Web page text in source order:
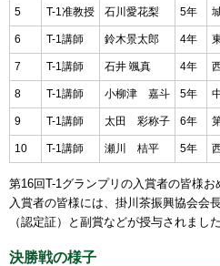
5 T-1准教授 石川愛花梨 5年
6 T-1講師 鈴木景太郎 4年
7 T-1講師 石井 颯真 4年
8 T-1講師 小柳津 嘉斗 5年
9 T-1講師 太田 彩称子 6年
10 T-1講師 瀬川 桔平 5年
第16回T-1グランプリの入賞者の皆様お
入賞者の皆様には、掛川茶振興協会会
（認定証）と副賞などが授与されました
決勝戦の様子